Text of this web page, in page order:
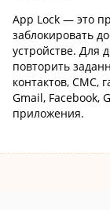
App Lock — это
заблокировать
устройстве. Для
повторить
контактов, СМС,
Gmail, Facebook,
приложения.